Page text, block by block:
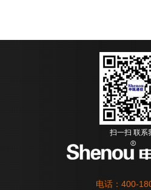
扫一扫 联系
电话：400-